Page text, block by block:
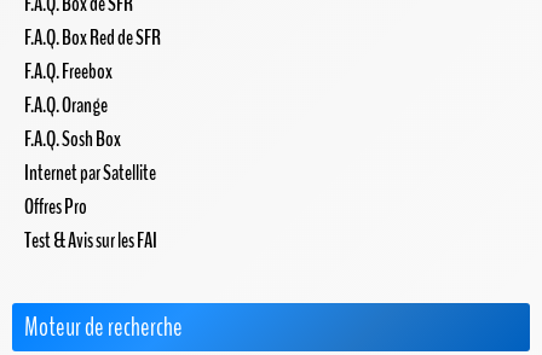
F.A.Q. Box Red de SFR
F.A.Q. Freebox
F.A.Q. Orange
F.A.Q. Sosh Box
Internet par Satellite
Offres Pro
Test & Avis sur les FAI
Moteur de recherche